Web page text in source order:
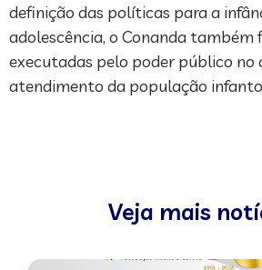
definição das políticas para a
adolescência, o Conanda também
executadas pelo poder público no
atendimento da população
Veja mais